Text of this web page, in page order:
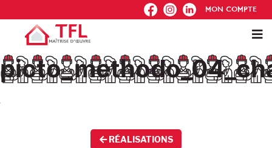
FB IG IN MON COMPTE
RÉALISATIONS